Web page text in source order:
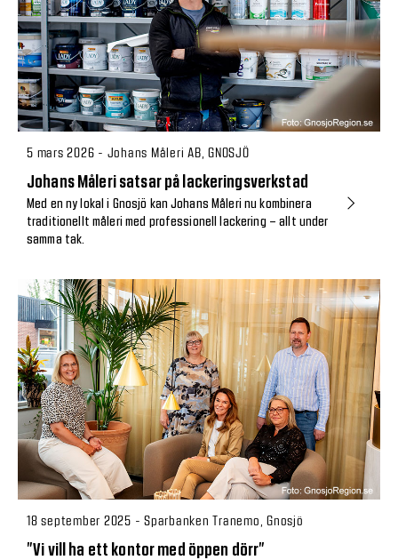
5 mars 2026 - Johans Måleri AB, GNOSJÖ
Johans Måleri satsar på lackeringsverkstad
Med en ny lokal i Gnosjö kan Johans Måleri nu kombinera
traditionellt måleri med professionell lackering – allt under
samma tak.
18 september 2025 - Sparbanken Tranemo, Gnosjö
”Vi vill ha ett kontor med öppen dörr”